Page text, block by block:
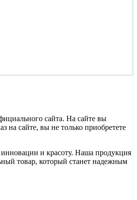
сайта. На сайте вы
на сайте, вы не только приобретете
и красоту. Наша продукция
товар, который станет надежным